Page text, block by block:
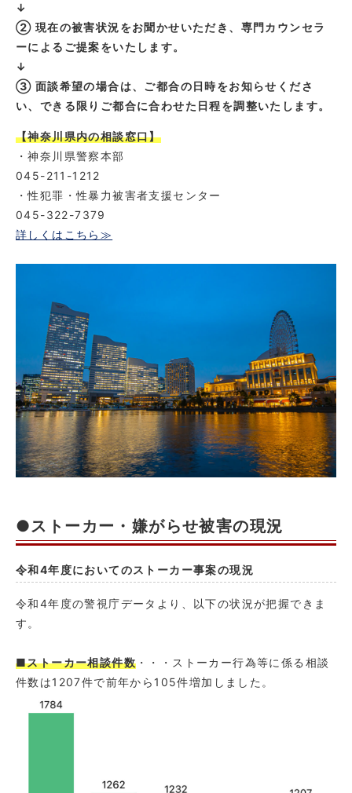
↓
② 現在の被害状況をお聞かせいただき、専門カウンセラ
ーによるご提案をいたします。
↓
③ 面談希望の場合は、ご都合の日時をお知らせくださ
い、できる限りご都合に合わせた日程を調整いたします。
【神奈川県内の相談窓口】
・神奈川県警察本部
045-211-1212
・性犯罪・性暴力被害者支援センター
045-322-7379
詳しくはこちら≫
●ストーカー・嫌がらせ被害の現況
令和4年度においてのストーカー事案の現況
令和4年度の警視庁データより、以下の状況が把握できま
す。
■ストーカー相談件数 ・・・ストーカー行為等に係る相談
件数は1207件で前年から105件増加しました。